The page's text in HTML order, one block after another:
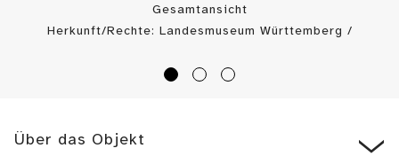
Gesamtansicht
Herkunft/Rechte: Landesmuseum Württemberg /
CC BY-SA)
Über das Objekt